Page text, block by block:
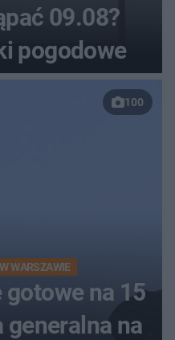
09.08?
pogodowe
100
WARSZAWIE
na 15
generalna na